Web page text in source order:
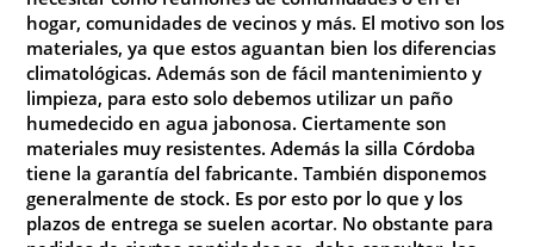
hogar, comunidades de vecinos y más. El motivo son los
materiales, ya que estos aguantan bien los diferencias
climatológicas. Además son de fácil mantenimiento y
limpieza, para esto solo debemos utilizar un paño
humedecido en agua jabonosa. Ciertamente son
materiales muy resistentes. Además la silla Córdoba
tiene la garantía del fabricante. También disponemos
generalmente de stock. Es por esto por lo que y los
plazos de entrega se suelen acortar. No obstante para